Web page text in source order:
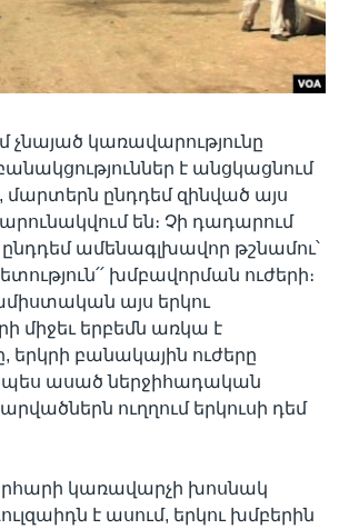
կառավարությունը
է անցկացնում
ընդդեմ զինված այս
են։ Չի դադարում
ամենագլխավոր թշնամու՝
խմբավորման ուժերի։
այս երկու
միջեւ երբեմն առկա է
երկրի բանակային ուժերը
ասած ներջիհադական
ուղղում երկուսի դեմ
կառավարչի խոսնակ
է ասում, երկու խմբերին